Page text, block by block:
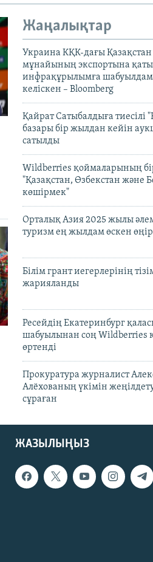
Жаңалықтар
Украина КҚК-дағы Қазақстан
мұнайының экспортына
инфрақұрылымға
келіскен – Bloomberg
Қайрат Сатыбалдыға тиесілі
базары бір жылдан кейін
сатылды
Wildberries қоймаларының
"Қазақстан, Өзбекстан және
көшірмек"
Орталық Азия 2025 жылы
туризм ең жылдам өскен
Білім грант иегерлерінің
жарияланды
Ресейдің Екатеринбург
шабуылынан соң Wildberries
өртенді
Прокуратура журналист
Алёхованың үкімін
сұраған
ЖАЗЫЛЫҢЫЗ